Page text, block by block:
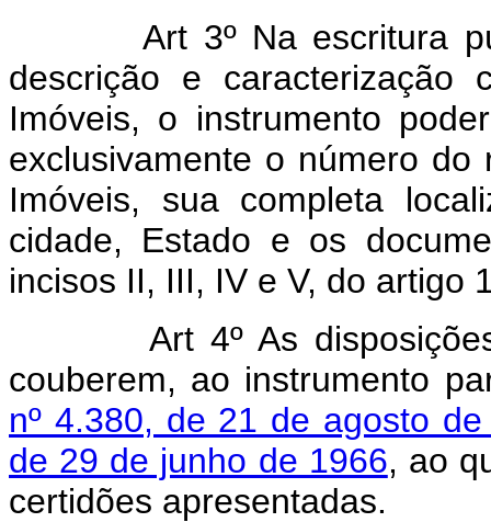
Art 3º Na escritura
descrição e
Imóveis, o instrumento
exclusivamente o número
Imóveis, sua completa
cidade, Estado e os
incisos II, III, IV e V, do artigo
Art 4º As disposições
couberem, ao instrumento
nº 4.380, de 21 de agosto
de 29 de junho de 1966, ao
certidões apresentadas.